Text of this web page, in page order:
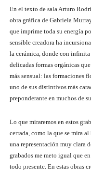
En el texto de sala Arturo
obra gráfica de Gabriela
que imprime toda su energía
sensible creadora ha
la cerámica, donde con
delicadas formas orgánicas
más sensual: las formaciones
uno de sus distintivos más
preponderante en muchos de
Lo que miraremos en estos
cerrada, como la que se mira
una representación muy clara
grabados me meto igual que
todo presente. En estas obras